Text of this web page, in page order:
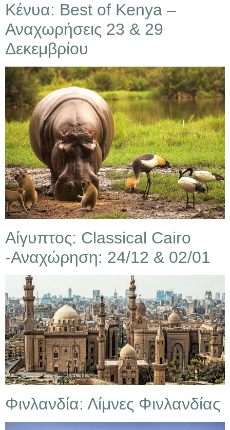
Κένυα: Best of Kenya –
Αναχωρήσεις 23 & 29
Δεκεμβρίου
Αίγυπτος: Classical Cairo
-Αναχώρηση: 24/12 & 02/01
Φινλανδία: Λίμνες Φινλανδίας